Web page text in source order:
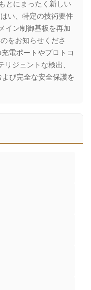
とにまったく新しい
い、特定の技術要件
イン制御基板を再加
をお知らせくださ
電ポートやプロトコ
リジェントな検出、
び完全な安全保護を